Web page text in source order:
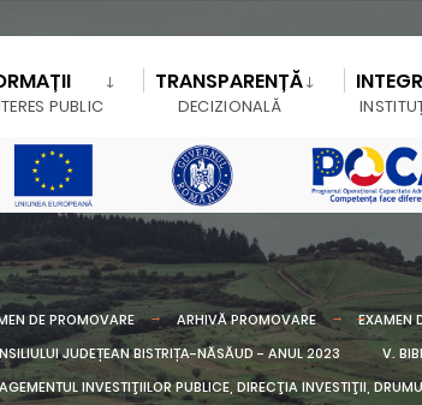
PUBLIC
TRANSPARENȚĂ
DECIZIONALĂ
DE PROMOVARE ARHIVĂ PROMOVARE
EXAMEN
JUDEȚEAN BISTRIȚA-NĂSĂUD - ANUL 2023
V.
INVESTIŢIILOR PUBLICE, DIRECŢIA INVESTIŢII,